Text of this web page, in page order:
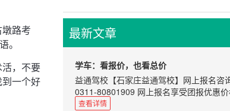
路考
。
，不要
一个好
最新文章
学车：看报价，也看总价
益通驾校 【石家庄益通驾校】网上报名咨
0311-80801909 网上报名享受团报优惠
来河北益通驾校学车！训练场地教学科目
查看详情